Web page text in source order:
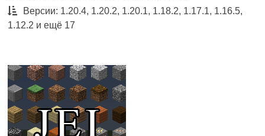
Версии: 1.20.4, 1.20.2, 1.20.1, 1.18.2, 1.17.1, 1.16.5,
1.12.2 и ещё 17